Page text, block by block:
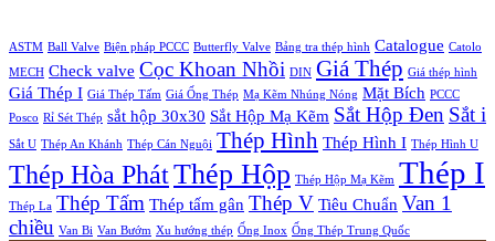
ASTM Ball Valve Biện pháp PCCC Butterfly Valve Bảng tra thép hình Catalogue Catolo
MECH Check valve Cọc Khoan Nhồi DIN Giá Thép Giá thép hình
Giá Thép I Giá Thép Tấm Giá Ống Thép Mạ Kẽm Nhúng Nóng Mặt Bích PCCC
Posco Rỉ Sét Thép sắt hộp 30x30 Sắt Hộp Mạ Kẽm Sắt Hộp Đen Sắt i
Sắt U Thép An Khánh Thép Cán Nguội Thép Hình Thép Hình I Thép Hình U
Thép Hòa PhátThép Hộp Thép Hộp Mạ Kẽm Thép I
Thép La Thép Tấm Thép tấm gân Thép V Tiêu Chuẩn Van 1
chiều Van Bi Van Bướm Xu hướng thép Ống Inox Ống Thép Trung Quốc